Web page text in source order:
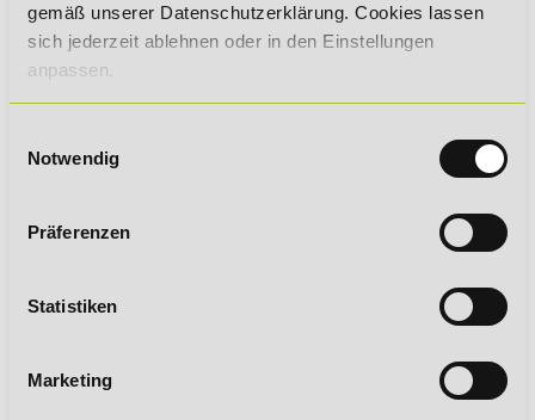
gemäß unserer Datenschutzerklärung. Cookies lassen
sich jederzeit ablehnen oder in den Einstellungen
anpassen.
Notwendig
Präferenzen
Statistiken
Marketing
Digitale und Papierakte
Digitaler Bewerbungsprozess
Digitalisierung
DIN 66398 / 66399
DIN-Formate
Direct Traffic
Direkterhebung